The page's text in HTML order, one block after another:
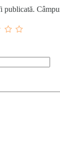
publicată.